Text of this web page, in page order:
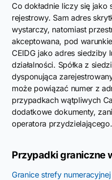
Co dokładnie liczy się jako
rejestrowy. Sam adres
wystarczy, natomiast
akceptowana, pod
CEIDG jako adres siedziby
działalności. Spółka z
dysponująca
może powiązać numer z
przypadkach wątpliwych
dodatkowe dokumenty,
operatora przydzielającego.
Przypadki graniczne
Granice strefy numeracyjnej